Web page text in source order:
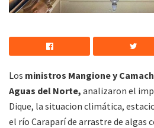
Los ministros Mangione y
Aguas del Norte, analizaron el
Dique, la situacion climática,
el río Caraparí de arrastre de algas